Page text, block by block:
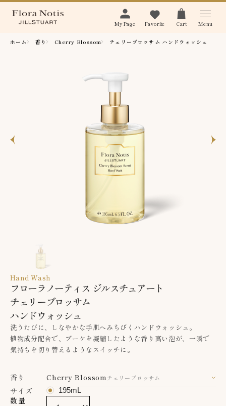
My Page Favorite Cart Menu
ホーム 香り Cherry Blossom チェリーブロッサム ハンドウォッシュ
Hand Wash
フローラノーティス ジルスチュアート
チェリーブロッサム
ハンドウォッシュ
洗うたびに、しなやかな手肌へみちびくハンドウォッシュ。
植物成分配合で、ブーケを凝縮したような香り高い泡が、一瞬で
気持ちを切り替えるようなスイッチに。
香り Cherry Blossomチェリーブロッサム
サイズ 195mL
数量